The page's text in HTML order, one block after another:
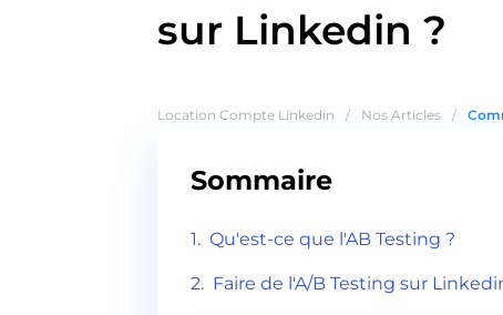
sur Linkedin ?
Location Compte Linkedin / Nos Articles /
Sommaire
Qu'est-ce que l'AB Testing ?
Faire de l'A/B Testing sur